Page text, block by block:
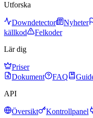
Utforska
Downdetector Nyheter
källkod
Felkoder
Lär dig
Priser
Dokument
FAQ
API
Översikt Kontrollpanel